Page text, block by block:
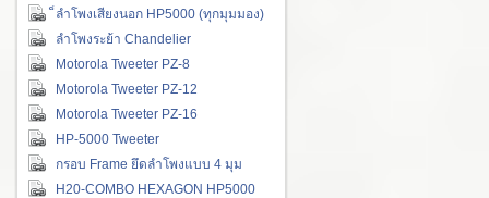
็ลำโพงเสียงนอก HP5000 (ทุกมุมมอง)
ลำโพงระย้า Chandelier
Motorola Tweeter PZ-8
Motorola Tweeter PZ-12
Motorola Tweeter PZ-16
HP-5000 Tweeter
กรอบ Frame ยึดลำโพงแบบ 4 มุม
H20-COMBO HEXAGON HP5000